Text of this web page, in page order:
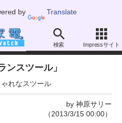
by Translate
検索 Impressサイト
ンスツール」
れなスツール
by 神原サリー
（2013/3/15 00:00）